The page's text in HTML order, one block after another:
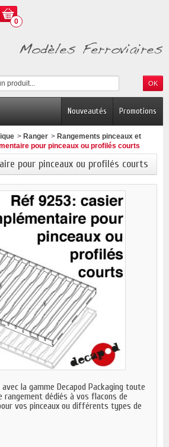
0
Promotions
Nouveautés
> Ranger > Rangements pinceaux et
pour pinceaux ou profilés courts
pour pinceaux ou profilés courts
la gamme Decapod Packaging toute
rangement dédiés à vos flacons de
vos pinceaux ou différents types de